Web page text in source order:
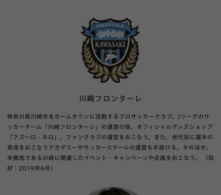
川崎フロンターレ
神奈川県川崎市をホームタウンに活動するプロサッカークラブ。Jリーグのサ
ッカーチーム「川崎フロンターレ」の運営の他、オフィシャルグッズショップ
「アズーロ・ネロ」、ファンクラブの運営をおこなう。また、世代別に選手の
育成をおこなうアカデミーやサッカースクールの運営も手掛ける。そのほか、
本拠地である川崎に関連したイベント・キャンペーンや企画をおこなう。 （取
材：2019年6月）